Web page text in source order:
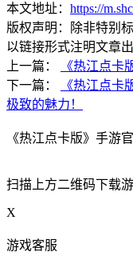
本文地址： https://
版权声明：除非特别
以链接形式注明文章出
上一篇：
《热江点卡
下一篇：
《热江点卡
极致的魅力！
《热江点卡版》手游
扫描上方二维码下载
X
游戏客服